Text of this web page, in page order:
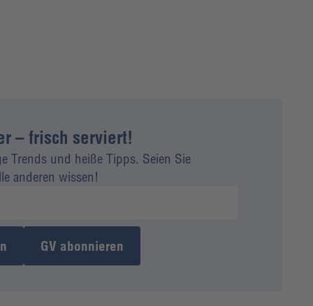
– frisch serviert!
Trends und heiße Tipps. Seien Sie
anderen wissen!
GV abonnieren